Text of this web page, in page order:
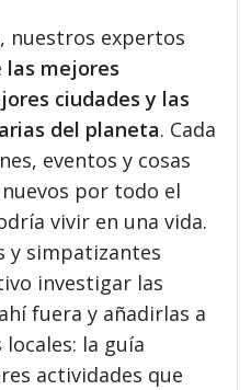
nuestros expertos
las mejores
ciudades y las
del planeta. Cada
eventos y cosas
por todo el
vivir en una vida.
y simpatizantes
investigar las
fuera y añadirlas a
la guía
actividades que